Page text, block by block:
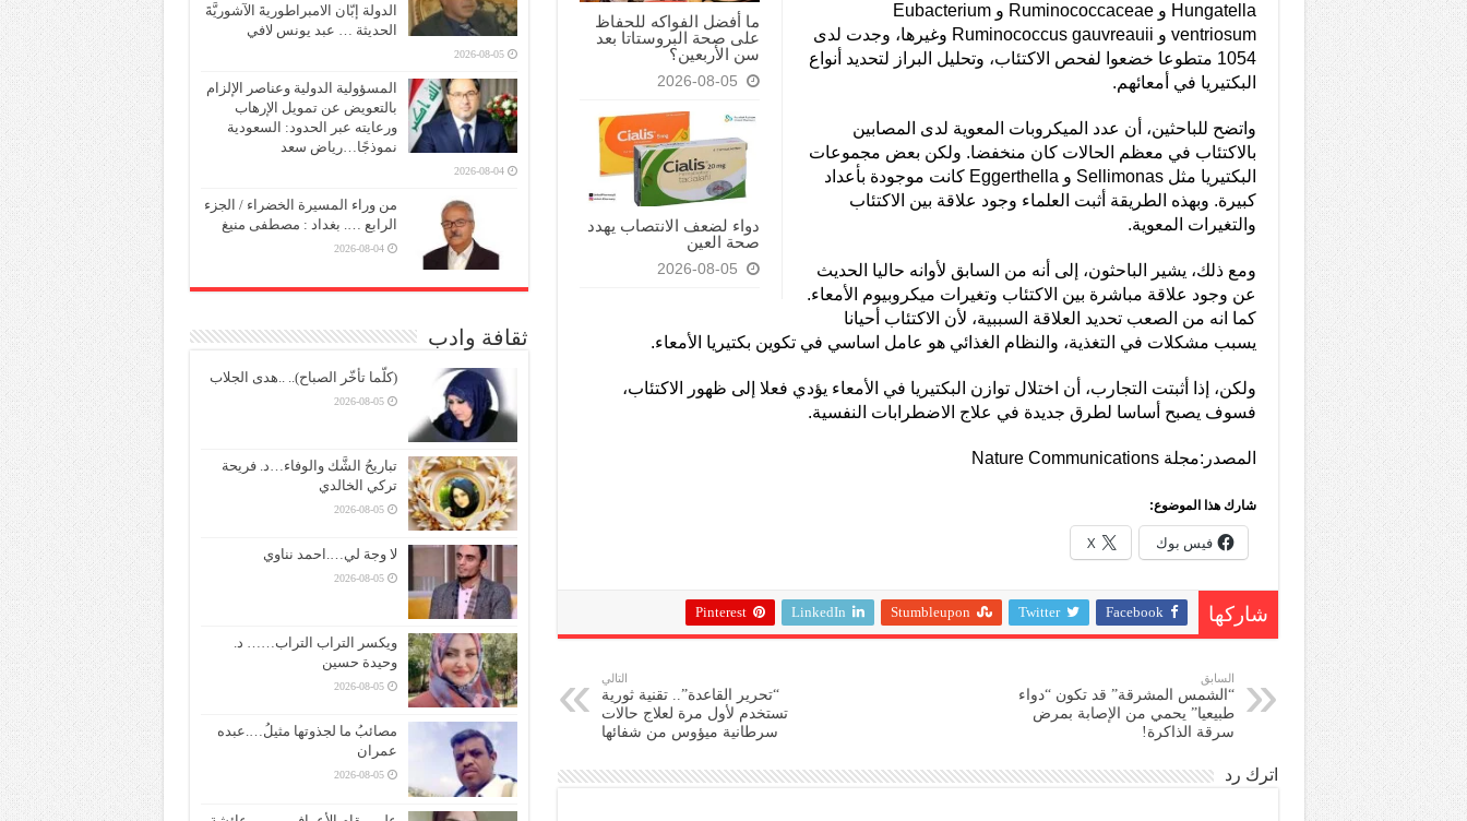
ما أفضل الفواكه للحفاظ
على صحة البروستاتا بعد
سن الأربعين؟
2026-08-05
دواء لضعف الانتصاب يهدد
صحة العين
2026-08-05
Hungatella و Ruminococcaceae و Eubacterium
ventriosum و Ruminococcus gauvreauii وغيرها، وجدت لدى
1054 متطوعا خضعوا لفحص الاكتئاب، وتحليل البراز لتحديد أنواع
البكتيريا في أمعائهم.
واتضح للباحثين، أن عدد الميكروبات المعوية لدى المصابين
بالاكتئاب في معظم الحالات كان منخفضا. ولكن بعض مجموعات
البكتيريا مثل Sellimonas و Eggerthella كانت موجودة بأعداد
كبيرة. وبهذه الطريقة أثبت العلماء وجود علاقة بين الاكتئاب
والتغيرات المعوية.
ومع ذلك، يشير الباحثون، إلى أنه من السابق لأوانه حاليا الحديث
عن وجود علاقة مباشرة بين الاكتئاب وتغيرات ميكروبيوم الأمعاء.
كما انه من الصعب تحديد العلاقة السببية، لأن الاكتئاب أحيانا
يسبب مشكلات في التغذية، والنظام الغذائي هو عامل اساسي في تكوين بكتيريا الأمعاء.
ولكن، إذا أثبتت التجارب، أن اختلال توازن البكتيريا في الأمعاء يؤدي فعلا إلى ظهور الاكتئاب،
فسوف يصبح أساسا لطرق جديدة في علاج الاضطرابات النفسية.
المصدر:مجلة Nature Communications
شارك هذا الموضوع:
فيس بوك X
شاركها Facebook
Twitter
Stumbleupon
LinkedIn
Pinterest
السابق
“الشمس المشرقة” قد تكون “دواء
طبيعيا” يحمي من الإصابة بمرض
سرقة الذاكرة!
التالي
“تحرير القاعدة”.. تقنية ثورية
تستخدم لأول مرة لعلاج حالات
سرطانية ميؤوس من شفائها
اترك رد
الدولة إبّان الامبراطوريةَ الآشوريَّةَ
الحديثة … عبد يونس لافي
2026-08-05
المسؤولية الدولية وعناصر الإلزام
بالتعويض عن تمويل الإرهاب
ورعايته عبر الحدود: السعودية
نموذجًا…رياض سعد
2026-08-04
من وراء المسيرة الخضراء / الجزء
الرابع …. بغداد : مصطفى منيغ
2026-08-04
ثقافة وادب
(كلّما تأخّر الصباح).. ..هدى الجلاب
2026-08-05
تباريحُ الشَّك والوفاء…د. فريحة
تركي الخالدي
2026-08-05
لا وجهَ لي….احمد نناوي
2026-08-05
ويكسر التراب التراب…… د.
وحيدة حسين
2026-08-05
مصائبُ ما لجذوتها مثيلُ….عبده
عمران
2026-08-05